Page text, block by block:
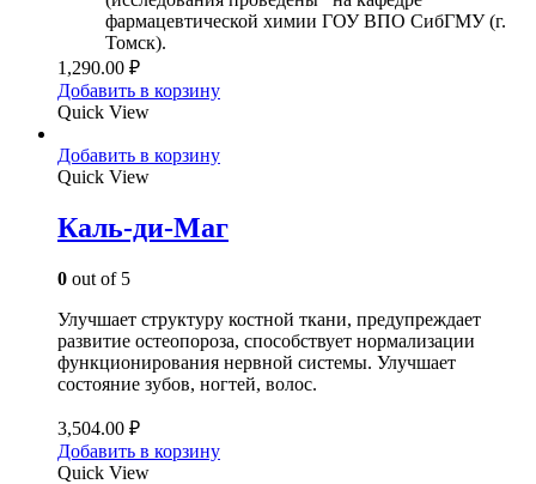
фармацевтической химии ГОУ ВПО СибГМУ (г.
Томск).
1,290.00 ₽
Добавить в корзину
Quick View
Добавить в корзину
Quick View
Каль-ди-Маг
0 out of 5
Улучшает структуру костной ткани, предупреждает
развитие остеопороза, способствует нормализации
функционирования нервной системы. Улучшает
состояние зубов, ногтей, волос.
3,504.00 ₽
Добавить в корзину
Quick View